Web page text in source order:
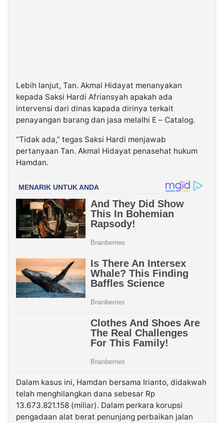
Lebih lanjut, Tan. Akmal Hidayat menanyakan
kepada Saksi Hardi Afriansyah apakah ada
intervensi dari dinas kapada dirinya terkait
penayangan barang dan jasa melalhi E – Catalog.
“Tidak ada,” tegas Saksi Hardi menjawab
pertanyaan Tan. Akmal Hidayat penasehat hukum
Hamdan.
Dalam kasus ini, Hamdan bersama Irianto, didakwah
telah menghilangkan dana sebesar Rp
13.673.821.158 (miliar). Dalam perkara korupsi
pengadaan alat berat penunjang perbaikan jalan